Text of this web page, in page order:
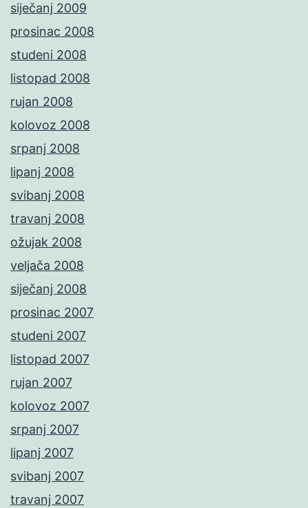
siječanj 2009
prosinac 2008
studeni 2008
listopad 2008
rujan 2008
kolovoz 2008
srpanj 2008
lipanj 2008
svibanj 2008
travanj 2008
ožujak 2008
veljača 2008
siječanj 2008
prosinac 2007
studeni 2007
listopad 2007
rujan 2007
kolovoz 2007
srpanj 2007
lipanj 2007
svibanj 2007
travanj 2007